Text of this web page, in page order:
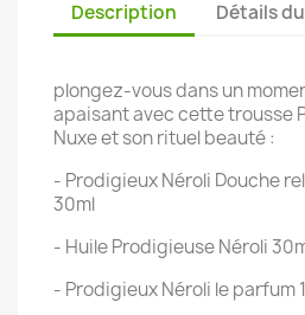
Description Détails
plongez-vous dans un
apaisant avec cette trousse
Nuxe et son rituel beauté :
- Prodigieux Néroli Douche
30ml
- Huile Prodigieuse Néroli
- Prodigieux Néroli le parfum